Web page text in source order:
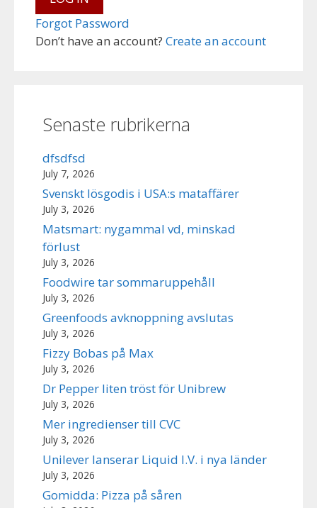
Don’t have an account? Create an account
Forgot Password
Senaste rubrikerna
dfsdfsd
July 7, 2026
Svenskt lösgodis i USA:s mataffärer
July 3, 2026
Matsmart: nygammal vd, minskad
förlust
July 3, 2026
Foodwire tar sommaruppehåll
July 3, 2026
Greenfoods avknoppning avslutas
July 3, 2026
Fizzy Bobas på Max
July 3, 2026
Dr Pepper liten tröst för Unibrew
July 3, 2026
Mer ingredienser till CVC
July 3, 2026
Unilever lanserar Liquid I.V. i nya länder
July 3, 2026
Gomidda: Pizza på såren